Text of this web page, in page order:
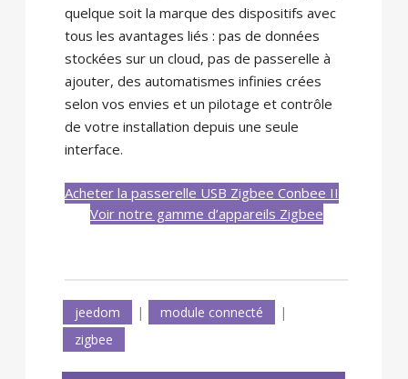
quelque soit la marque des dispositifs avec
tous les avantages liés : pas de données
stockées sur un cloud, pas de passerelle à
ajouter, des automatismes infinies crées
selon vos envies et un pilotage et contrôle
de votre installation depuis une seule
interface.
Acheter la passerelle USB Zigbee Conbee II
Voir notre gamme d’appareils Zigbee
jeedom | module connecté
|
zigbee